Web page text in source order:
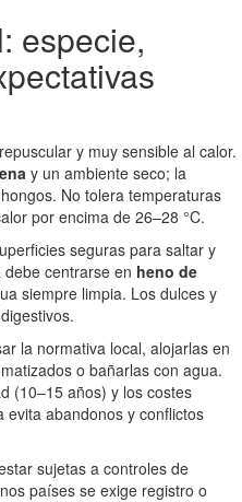
especie,
y muy sensible al calor.
y un ambiente seco; la
No tolera temperaturas
por encima de 26–28 °C.
seguras para saltar y
centrarse en heno de
siempre limpia. Los dulces y
la normativa local, alojarlas en
o bañarlas con agua.
(10–15 años) y los costes
evita abandonos y conflictos
sujetas a controles de
países se exige registro o